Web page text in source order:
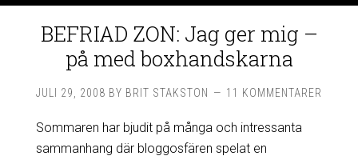
BEFRIAD ZON: Jag ger mig –
på med boxhandskarna
JULI 29, 2008 BY BRIT STAKSTON 11 KOMMENTARER
Sommaren har bjudit på många och intressanta
sammanhang där bloggosfären spelat en